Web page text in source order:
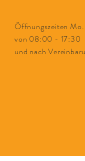
Öffnungszeiten
von 08:00 - 17:30
und nach